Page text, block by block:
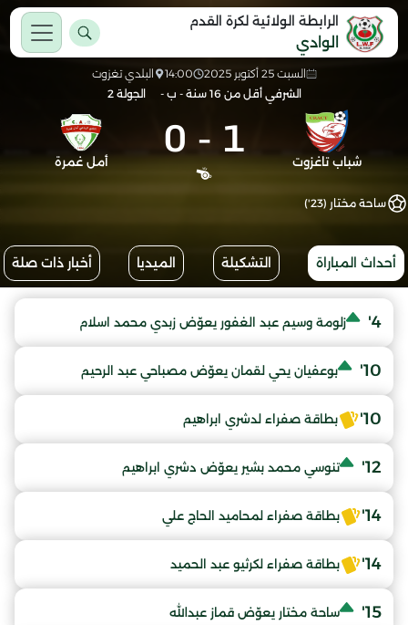
الرابطة الولائية لكرة القدم
الوادي
السبت 25 أكتوبر 2025 14:00
البلدي تغزوت
الشرفي أقل من 16 سنة - ب -
الجولة 2
شباب تاغزوت 1
-
0 أمل غمرة
ساحة مختار (23')
أحداث المباراة التشكيلة الميديا أخبار ذات صلة
4' زلومة وسيم عبد الغفور يعوّض زبدي محمد اسلام
10' بوعفيان يحي لقمان يعوّض مصباحي عبد الرحيم
10' بطاقة صفراء لدشري ابراهيم
12' تنوسي محمد بشير يعوّض دشري ابراهيم
14' بطاقة صفراء لمحاميد الحاج علي
14' بطاقة صفراء لكرثيو عبد الحميد
15' ساحة مختار يعوّض قماز عبدالله